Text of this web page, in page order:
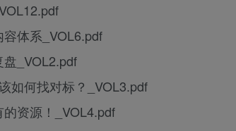
体系_VOL6.pdf
_VOL2.pdf
何找对标？_VOL3.pdf
资源！_VOL4.pdf